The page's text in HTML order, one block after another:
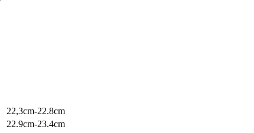
22,3cm-22.8cm
22.9cm-23.4cm